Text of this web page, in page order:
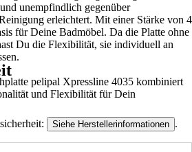
unempfindlich gegenüber
erleichtert. Mit einer Stärke von 4
für Deine Badmöbel. Da die Platte ohne
Du die Flexibilität, sie individuell an
pelipal Xpressline 4035 kombiniert
und Flexibilität für Dein
Siehe Herstellerinformationen .